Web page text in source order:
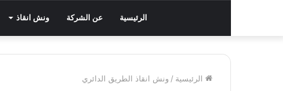
الرئيسية عن الشركة ونش انقاذ
الرئيسية / ونش انقاذ الطريق الدائري